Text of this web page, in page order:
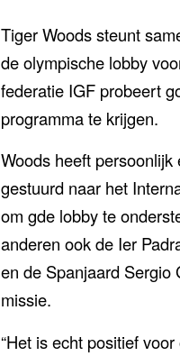
Tiger Woods steunt
de olympische lobby
federatie IGF probeert
programma te krijgen.
Woods heeft persoonlijk
gestuurd naar het
om gde lobby te
anderen ook de Ier
en de Spanjaard Sergio
missie.
“Het is echt positief